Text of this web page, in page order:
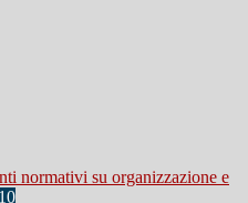
normativi su organizzazione e